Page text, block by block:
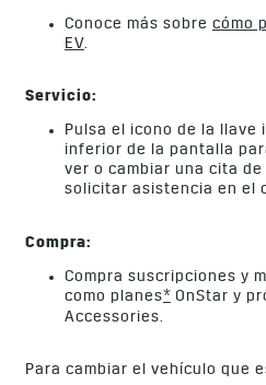
Conoce más sobre cómo
EV.
Servicio:
Pulsa el icono de la llave
inferior de la pantalla
ver o cambiar una cita
solicitar asistencia en el
Compra:
Compra suscripciones y
como planes*OnStar y
Accessories.
Para cambiar el vehículo que